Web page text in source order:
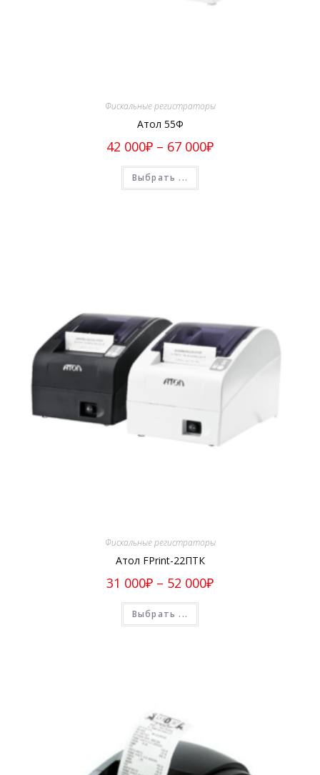
Фискальные регистраторы
Атол 55Ф
42 000₽ – 67 000₽
Выбрать ...
Фискальные регистраторы
Атол FPrint-22ПТК
31 000₽ – 52 000₽
Выбрать ...